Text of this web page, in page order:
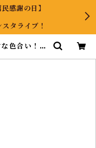
感謝の日】
タライブ！
色合い！ダ